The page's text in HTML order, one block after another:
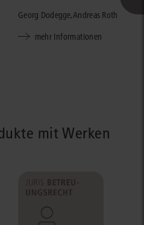
Georg Dodegge, Andreas Roth
mehr Informationen
mit Werken